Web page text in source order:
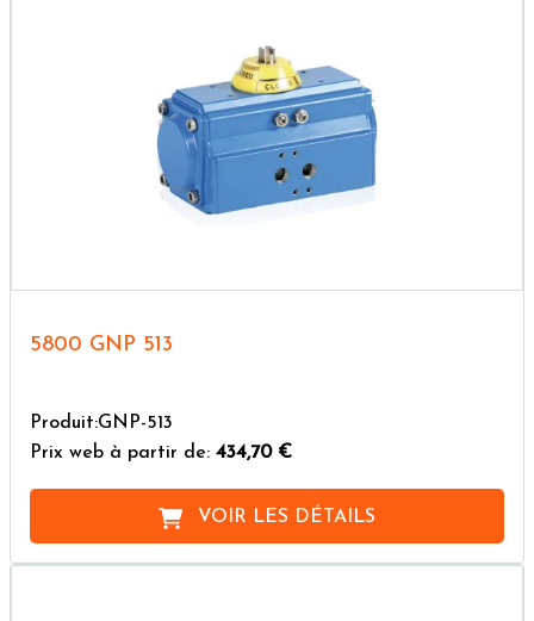
5800 GNP 513
Produit:GNP-513
Prix web à partir de: 434,70 €
VOIR LES DÉTAILS